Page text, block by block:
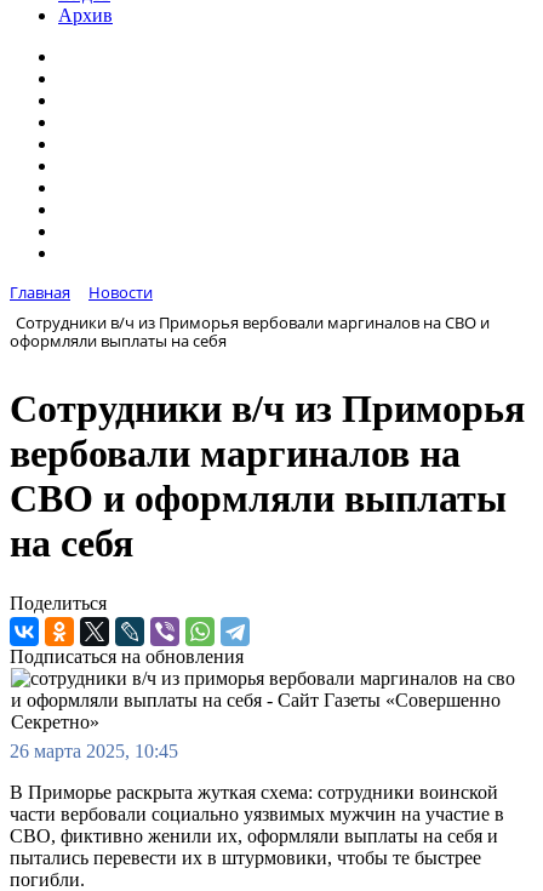
Архив
Главная
Новости
Сотрудники в/ч из Приморья вербовали маргиналов на СВО и
оформляли выплаты на себя
Сотрудники в/ч из Приморья
вербовали маргиналов на
СВО и оформляли выплаты
на себя
Поделиться
Подписаться на обновления
26 марта 2025, 10:45
В Приморье раскрыта жуткая схема: сотрудники воинской
части вербовали социально уязвимых мужчин на участие в
СВО, фиктивно женили их, оформляли выплаты на себя и
пытались перевести их в штурмовики, чтобы те быстрее
погибли.